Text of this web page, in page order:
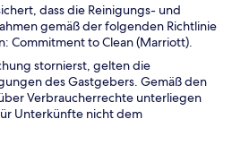
dass die Reinigungs- und
gemäß der folgenden Richtlinie
Commitment to Clean (Marriott).
stornierst, gelten die
des Gastgebers. Gemäß den
Verbraucherrechte unterliegen
Unterkünfte nicht dem